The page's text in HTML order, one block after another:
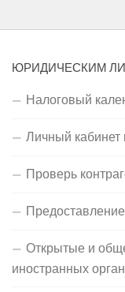
ЮРИДИЧЕСКИМ
Налоговый
Личный
Проверь
Открытые и
иностранных